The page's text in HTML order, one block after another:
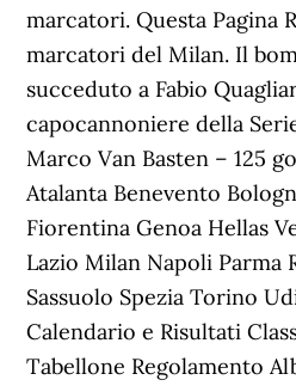
marcatori. Questa Pagina
marcatori del Milan. Il
succeduto a Fabio
capocannoniere della
Marco Van Basten – 125
Atalanta Benevento
Fiorentina Genoa Hellas
Lazio Milan Napoli Parma
Sassuolo Spezia Torino
Calendario e Risultati
Tabellone Regolamento